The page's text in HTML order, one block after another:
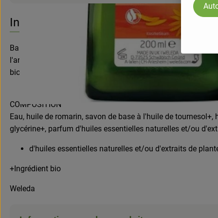
Info
Bain de régénération sportive et musculaire Weleda Arnica.
l'arnica réchauffe et détend les muscles tendus - et
biologiques revitalise et laisse la peau fraîche et douce. Le
COMPOSITION
Eau, huile de romarin, savon de base à l'huile de
glycérine+, parfum d'huiles essentielles naturelles et/ou
d'huiles essentielles naturelles et/ou d'extraits de
+Ingrédient bio
Weleda